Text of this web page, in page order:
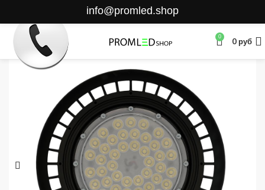
info@promled.shop
0 0руб